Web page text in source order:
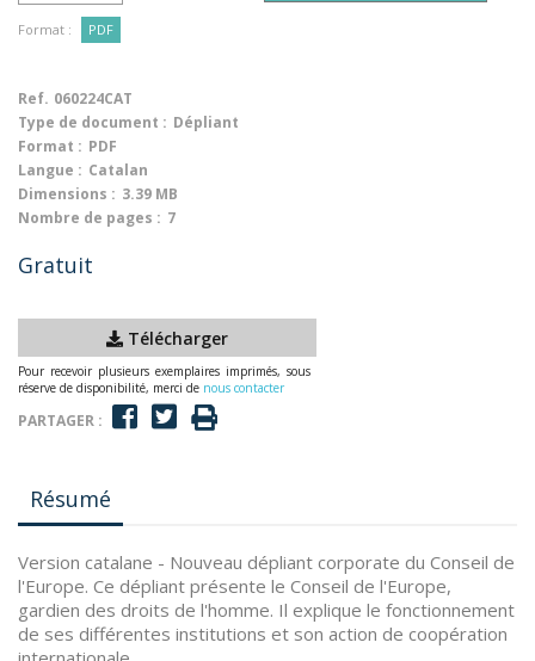
Format : PDF
Ref. 060224CAT
Type de document : Dépliant
Format : PDF
Langue : Catalan
Dimensions : 3.39 MB
Nombre de pages : 7
Gratuit
Télécharger
Pour recevoir plusieurs exemplaires imprimés, sous
réserve de disponibilité, merci de nous contacter
PARTAGER :
Résumé
Version catalane - Nouveau dépliant corporate du Conseil de
l'Europe. Ce dépliant présente le Conseil de l'Europe,
gardien des droits de l'homme. Il explique le fonctionnement
de ses différentes institutions et son action de coopération